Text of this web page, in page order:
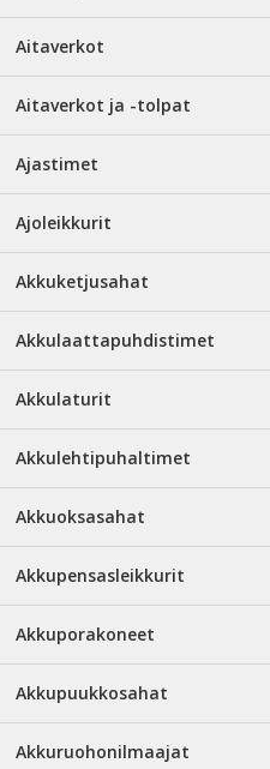
Aitaverkot
Aitaverkot ja -tolpat
Ajastimet
Ajoleikkurit
Akkuketjusahat
Akkulaattapuhdistimet
Akkulaturit
Akkulehtipuhaltimet
Akkuoksasahat
Akkupensasleikkurit
Akkuporakoneet
Akkupuukkosahat
Akkuruohonilmaajat